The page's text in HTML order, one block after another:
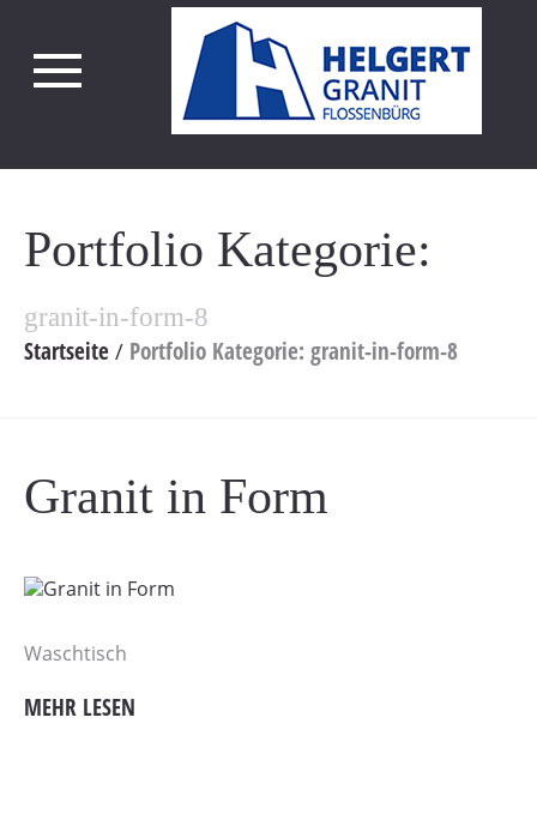
Portfolio Kategorie:
granit-in-form-8
Startseite Portfolio Kategorie: granit-in-form-8
Granit in Form
Waschtisch
MEHR LESEN